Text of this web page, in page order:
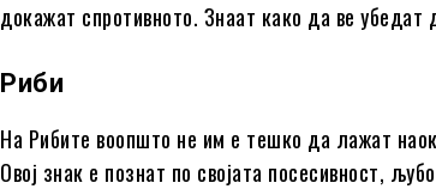
докажат спротивното. Знаат како да ве убедат
Риби
На Рибите воопшто не им е тешко да лажат
Овој знак е познат по својата посесивност,